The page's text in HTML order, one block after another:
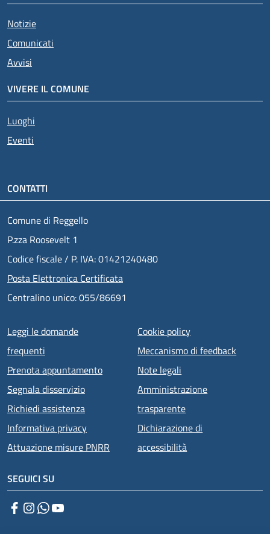
Notizie
Comunicati
Avvisi
VIVERE IL COMUNE
Luoghi
Eventi
CONTATTI
Comune di Reggello
P.zza Roosevelt 1
Codice fiscale / P. IVA: 01421240480
Posta Elettronica Certificata
Centralino unico: 055/86691
Menu piè di pagina
Leggi le domande
frequenti
Prenota appuntamento
Segnala disservizio
Richiedi assistenza
Informativa privacy
Attuazione misure PNRR
Cookie policy
Meccanismo di feedback
Note legali
Amministrazione
trasparente
Dichiarazione di
accessibilità
SEGUICI SU
Facebook
Instagram
WhatsApp